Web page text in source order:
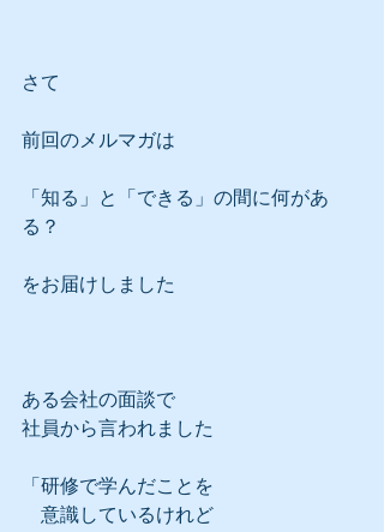
さて
前回のメルマガは
「知る」と「できる」の間に何があ
る？
をお届けしました
ある会社の面談で
社員から言われました
「研修で学んだことを
意識しているけれど